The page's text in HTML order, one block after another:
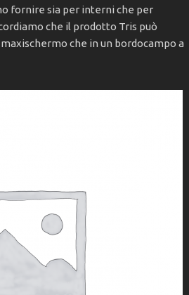
fornire sia per interni che per
che il prodotto Tris può
che in un bordocampo a